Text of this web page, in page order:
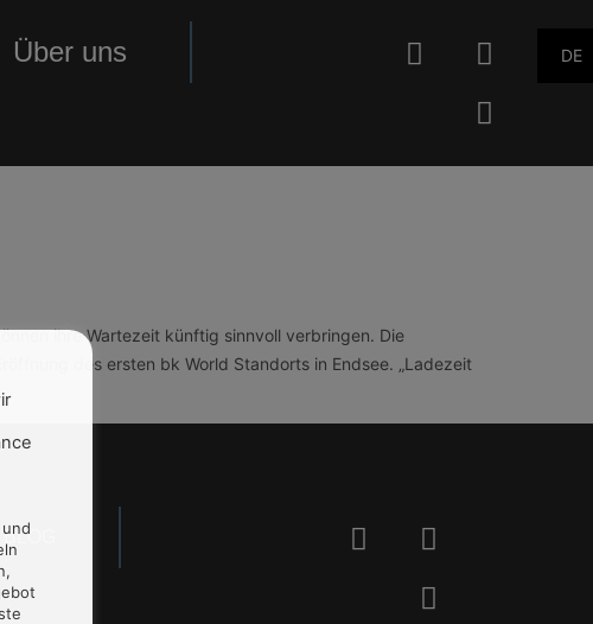
Über uns
DE
ihre Wartezeit künftig sinnvoll verbringen. Die
des ersten bk World Standorts in Endsee. „Ladezeit
BLOG